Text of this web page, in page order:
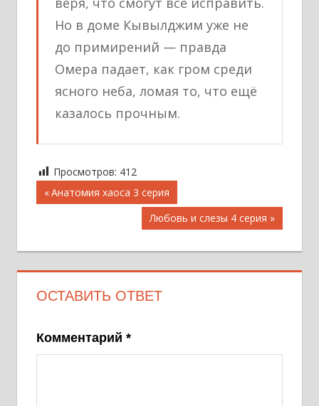
Но в доме Кывылджим уже не
до примирений — правда
Омера падает, как гром среди
ясного неба, ломая то, что ещё
казалось прочным.
Просмотров: 412
Навигация
Предыдущая
запись;
Анатомия хаоса 3 серия
Следующая
запись:
Любовь и слезы 4 серия
ОСТАВИТЬ ОТВЕТ
Комментарий *